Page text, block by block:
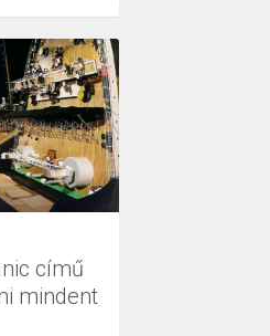
című
mindent